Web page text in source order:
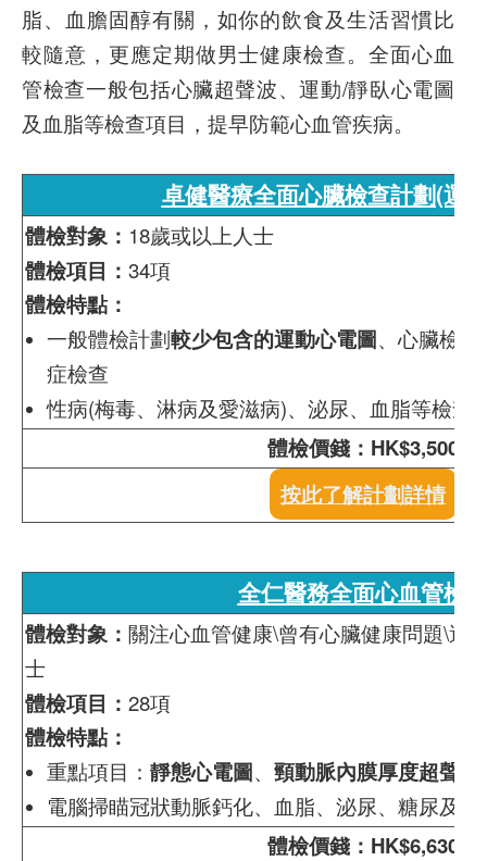
脂、血膽固醇有關，如你的飲食及生活習慣比
較隨意，更應定期做男士健康檢查。全面心血
管檢查一般包括心臟超聲波、運動/靜臥心電圖
及血脂等檢查項目，提早防範心血管疾病。
卓健醫療全面心臟檢查計劃(運
體檢對象： 18歲或以上人士
體檢項目： 34項
體檢特點：
一般體檢計劃較少包含的運動心電圖、心臟檢
症檢查
性病(梅毒、淋病及愛滋病)、泌尿、血脂等檢查
體檢價錢：HK$3,500
按此了解計劃詳情
全仁醫務全面心血管檢
體檢對象： 關注心血管健康\曾有心臟健康問題\運
士
體檢項目： 28項
體檢特點：
重點項目： 靜態心電圖、 頸動脈內膜厚度超聲波
電腦掃瞄冠狀動脈鈣化、血脂、泌尿、糖尿及
體檢價錢：HK$6,630